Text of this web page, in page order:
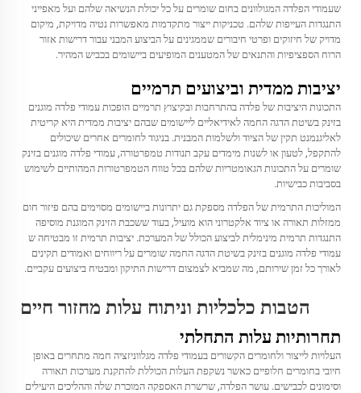
שעמודי הפלדה המגולוונים בחום שומרים על כל יכולת הנשיאה שלהם ועל מאפייני
התנגדות העייפות שלהם. טכניקות ייצור מתקדמות מאפשרות נטיה מדויקת, מיקום
מדויק של חיזוקים ופרטי חיבורים שממגינים על הביצוע המבני עבור דרישות אזור
הרוח הספציפיות והתנאים של המטענים המופיעים ביישומים בכביש המהיר.
יציבות ממדית וביצועים תרמיים
התכונות היציבות של פלדה בהתרחבות ובקיצוץ תרמיים הופכות עמודי פלדה מוגנים
בזינק בשיטת הדגה החמה לאידיאליים ליישומים שבהם יציבות ממדית היא קריטית
לאליגנמנט תקין של הציוד ולשלמות המבנית. בניגוד לחומרים אחרים שיכולים
להתקפל, לטעון או לשנות מימדים עקב תנודות טמפרטורה, עמודי פלדה מוגנים בזינק
שומרים על התכונות הגאומטריות שלהם בכל טווח הטמפרטורות המהותיים לשימוש
בסביבות כבישיות.
המוליכות התרמית של הפלדה מספקת גם יתרונות ביישומים מסוימים בהם פיזור חום
ממזלות תאורה או ציוד אלקטרוני הוא מועיל, בעוד ששכבת הזינק המוגנת מוסיפה
התנגדות תרמית מינימלית לביצוע הכולל של המערכת. יציבות תרמית זו מבטיחה ש
עמודי פלדה מוגנים בזינק בשיטת הדגה החמה שומרים על ריווחים ואמודים תקינים
לאורך כל זמן שירותם, מה שמביא לצמצום דרישות התיקון ומבטיח ביצועים עקביים.
הטבות כלכליות וניתוח עלות מחזור חיים
תחרותיות עלות התחלתי
העלויות לייצור ולחומרים הקשורים בעמודי פלדה מגלווניזציה חמה מתחרים באופן
חיובי בחומרים חלופיים כאשר נשקפת העלות הכוללת להתקנת מערכות תאורה
וסימונים לכבישים. עושר הפלדה, שרשרת האספקה המוכרת שלה וההליכים היעילים